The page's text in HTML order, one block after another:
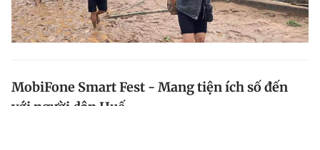
MobiFone Smart Fest - Mang tiện ích số đến
với người dân Huế